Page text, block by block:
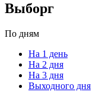
Выборг
По дням
На 1 день
На 2 дня
На 3 дня
Выходного дня